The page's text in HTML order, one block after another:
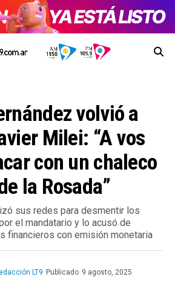
volvió a
Milei: “A vos
con un chaleco
la Rosada”
sus redes para desmentir los
el mandatario y lo acusó de
financieros con emisión monetaria
LT9 Publicado 9 agosto, 2025